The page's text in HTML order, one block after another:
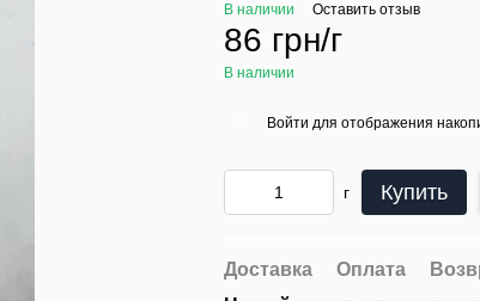
В наличии Оставить отзыв
86 грн/г
В наличии
Войти для отображения
г Купить
Доставка Оплата